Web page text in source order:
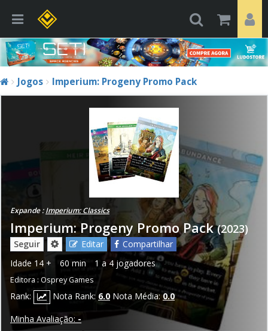
Jogos Imperium: Progeny Promo Pack
Expande :Imperium: Classics
Imperium: Progeny Promo Pack (2023)
Seguir Editar
Compartilhar
Idade 14 + 60 min 1 a 4 jogadores
Editora : Osprey Games
Rank: Nota Rank: 6.0 Nota Média:0.0
Minha Avaliação: -